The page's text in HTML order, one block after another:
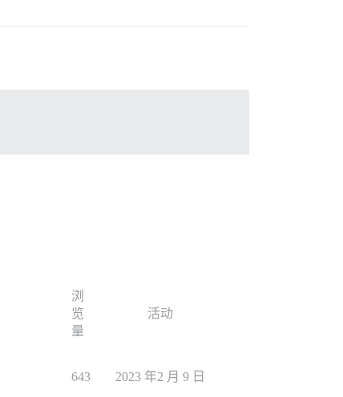
浏
览
量
活动
643 2023 年2 月 9 日